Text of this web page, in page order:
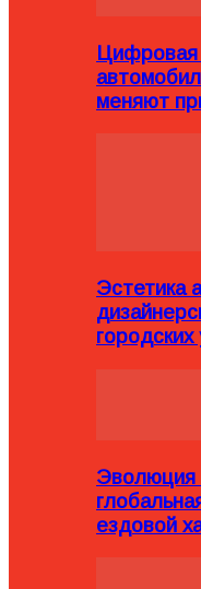
Цифровая
меняют
Эстетика
городских
Эволюция
ездовой